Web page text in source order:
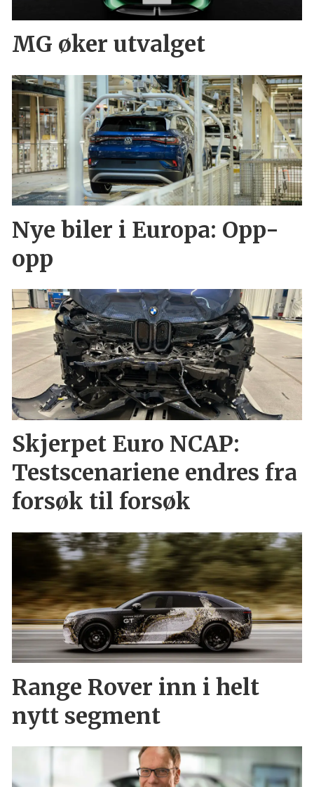
MG øker utvalget
Nye biler i Europa: Opp-
opp
Skjerpet Euro NCAP:
Testscenariene endres fra
forsøk til forsøk
Range Rover inn i helt
nytt segment